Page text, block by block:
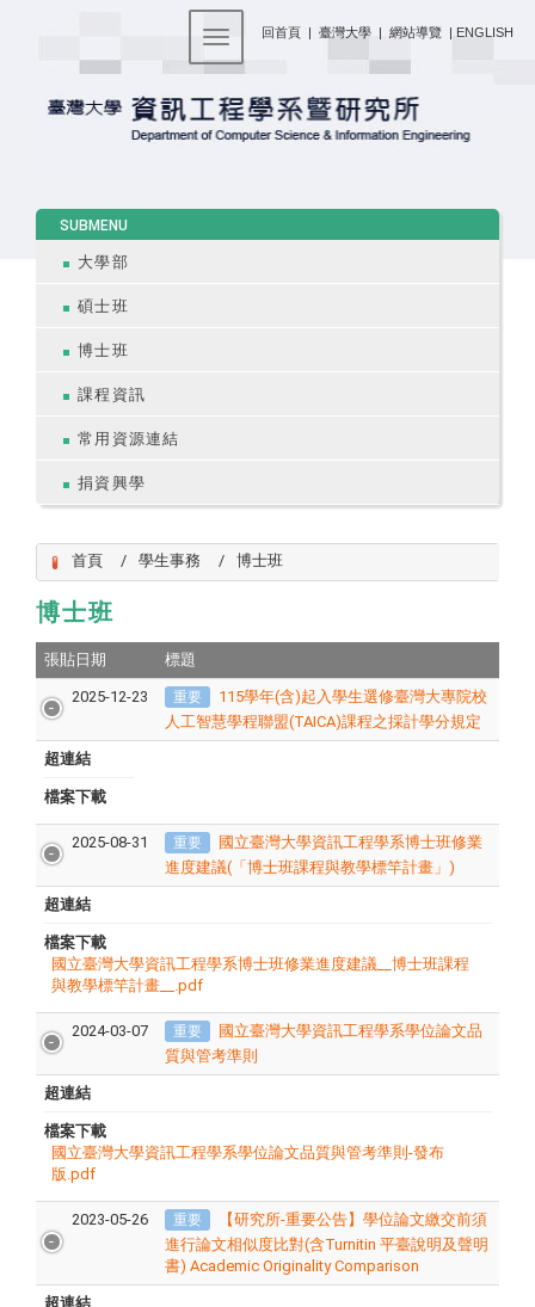
回首頁 | 臺灣大學 | 網站導覽 | ENGLISH
Toggle navigation
SUBMENU
大學部
碩士班
博士班
課程資訊
常用資源連結
捐資興學
首頁 學生事務 博士班
博士班
張貼日期 標題
2025-12-23 重要
115學年(含)起入學生選修臺灣大專院校
人工智慧學程聯盟(TAICA)課程之採計學分規定
超連結
檔案下載
2025-08-31 重要
國立臺灣大學資訊工程學系博士班修業
進度建議(「博士班課程與教學標竿計畫」)
超連結
檔案下載
國立臺灣大學資訊工程學系博士班修業進度建議__博士班課程
與教學標竿計畫__.pdf
2024-03-07 重要
國立臺灣大學資訊工程學系學位論文品
質與管考準則
超連結
檔案下載
國立臺灣大學資訊工程學系學位論文品質與管考準則-發布
版.pdf
2023-05-26 重要
【研究所-重要公告】學位論文繳交前須
進行論文相似度比對(含Turnitin 平臺說明及聲明
書) Academic Originality Comparison
超連結